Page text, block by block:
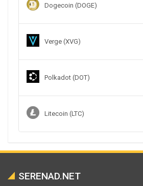
Dogecoin (DOGE)
Verge (XVG)
Polkadot (DOT)
Litecoin (LTC)
SERENAD.NET